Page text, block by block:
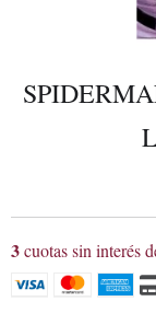
3cuotas sin interés